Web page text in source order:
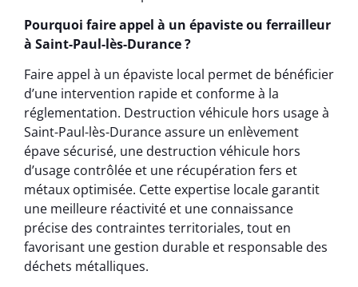
Pourquoi faire appel à un épaviste ou ferrailleur
à Saint-Paul-lès-Durance ?
Faire appel à un épaviste local permet de bénéficier
d’une intervention rapide et conforme à la
réglementation. Destruction véhicule hors usage à
Saint-Paul-lès-Durance assure un enlèvement
épave sécurisé, une destruction véhicule hors
d’usage contrôlée et une récupération fers et
métaux optimisée. Cette expertise locale garantit
une meilleure réactivité et une connaissance
précise des contraintes territoriales, tout en
favorisant une gestion durable et responsable des
déchets métalliques.